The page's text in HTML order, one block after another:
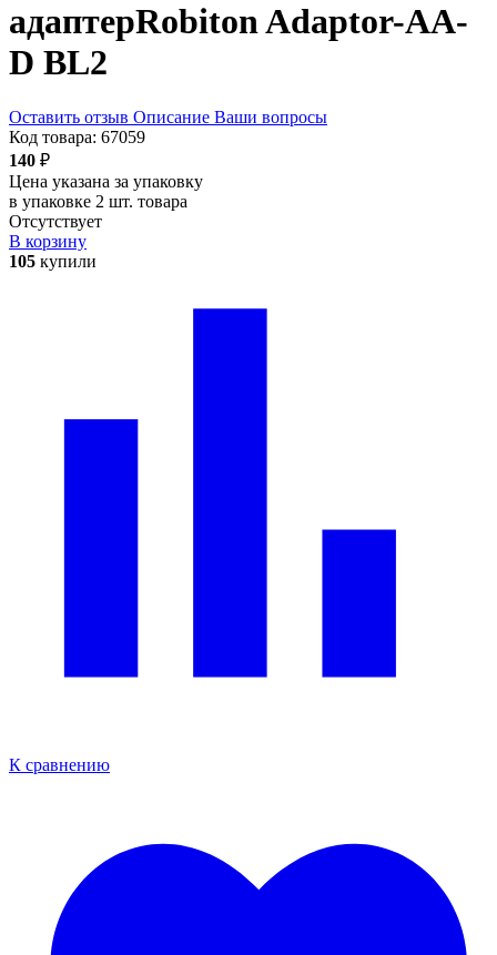
адаптерRobiton Adaptor-AA-
D BL2
Оставить отзыв Описание Ваши вопросы
Код товара: 67059
140 ₽
Цена указана за упаковку
в упаковке 2 шт. товара
Отсутствует
В корзину
105 купили
К сравнению